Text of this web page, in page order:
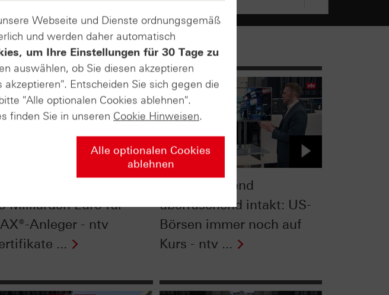
Milliarden Euro für
Anleger - ntv
...
Langfrist-Trend
überraschend intakt: US-
Börsen immer noch auf
Kurs - ntv ...
Webseite und Dienste ordnungsgemäß
und werden daher automatisch
um Ihre Einstellungen für 30 Tage zu
auswählen, ob Sie diesen akzeptieren
Entscheiden Sie sich gegen die
"Alle optionalen Cookies ablehnen".
finden Sie in unseren Cookie Hinweisen.
Alle optionalen Cookies
ablehnen